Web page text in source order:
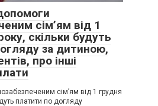
сім’ям від 1
скільки будуть
за дитиною,
про інші
сім’ям від 1 грудня
платити по догляду